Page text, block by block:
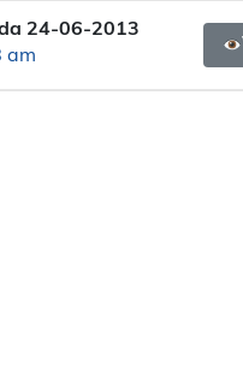
24-06-2013
am